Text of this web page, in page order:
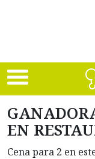
EN
Cena para 2 en